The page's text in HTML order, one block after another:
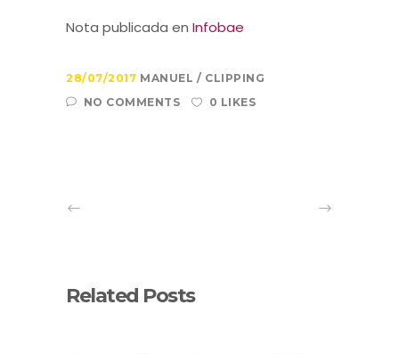
Nota publicada en Infobae
28/07/2017 MANUEL
CLIPPING
NO COMMENTS
0 LIKES
Related Posts